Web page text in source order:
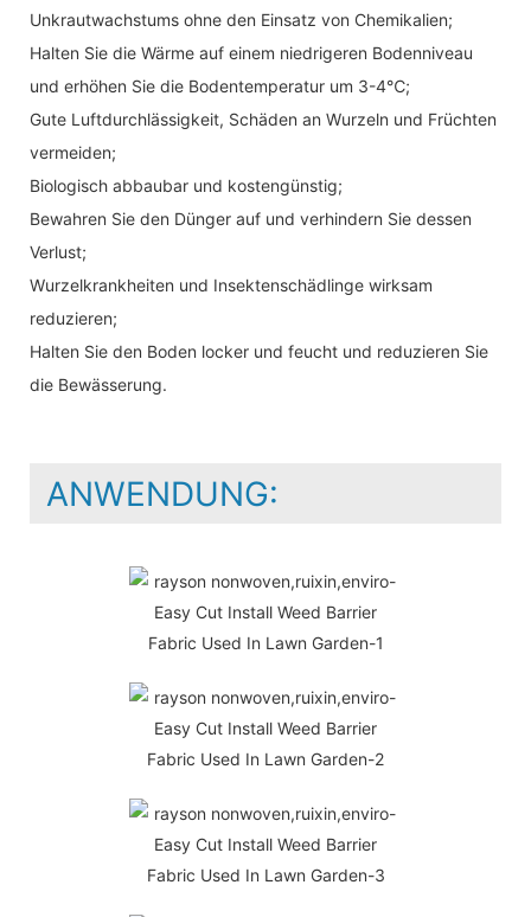
Unkrautwachstums ohne den Einsatz von Chemikalien;
Halten Sie die Wärme auf einem niedrigeren Bodenniveau
und erhöhen Sie die Bodentemperatur um 3-4℃;
Gute Luftdurchlässigkeit, Schäden an Wurzeln und Früchten
vermeiden;
Biologisch abbaubar und kostengünstig;
Bewahren Sie den Dünger auf und verhindern Sie dessen
Verlust;
Wurzelkrankheiten und Insektenschädlinge wirksam
reduzieren;
Halten Sie den Boden locker und feucht und reduzieren Sie
die Bewässerung.
ANWENDUNG: